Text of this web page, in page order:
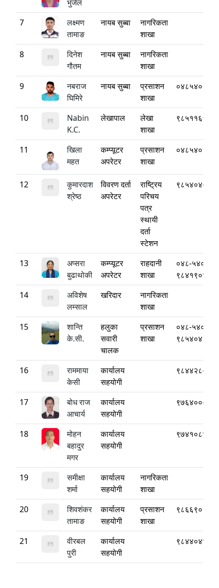
भुजेल
7
लक्ष्मण
तामाङ
नायब सुब्बा
नागरिकता
शाखा
8
दिनेश
गौतम
नायब सुब्बा
नागरिकता
शाखा
9
नबराज
घिमिरे
नायब सुब्बा
प्रसाशन
शाखा
०४८५४०१३३
10
Nabin
K.C.
लेखापाल
लेखा
शाखा
11
खिला
महत
कम्प्यूटर
अपरेटर
प्रसाशन
शाखा
०४८५४०१३३
12
कुमारदाश
श्रेष्ठ
विवरण दर्ता
अपरेटर
राष्ट्रिय
परिचय
पत्र
स्थायी
दर्ता
स्टेशन
13
अप्सरा
बुढाथोकी
कम्प्यूटर
अपरेटर
राहदानी
शाखा
०४८-५४०३७०
14
अविशेष
लम्साल
खरिदार
नागरिकता
शाखा
15
शान्ति
के.सी.
हलुका
सवारी
चालक
प्रसाशन
शाखा
०४८-५४०३७०
16
राममाया
केसी
कार्यालय
सहयोगी
17
बोध राज
आचार्य
कार्यालय
सहयोगी
18
मोहन
बहादुर
मगर
कार्यालय
सहयोगी
19
समीक्षा
शर्मा
कार्यालय
सहयोगी
नागरिकता
शाखा
20
शिवशंकर
तामाङ
कार्यालय
सहयोगी
प्रसाशन
शाखा
21
वीरबल
पुरी
कार्यालय
सहयोगी